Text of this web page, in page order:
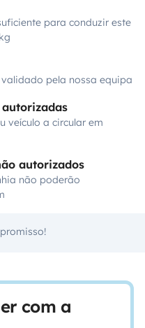
para conduzir este
pela nossa equipa
veículo a circular em
autorizados
não poderão
com a